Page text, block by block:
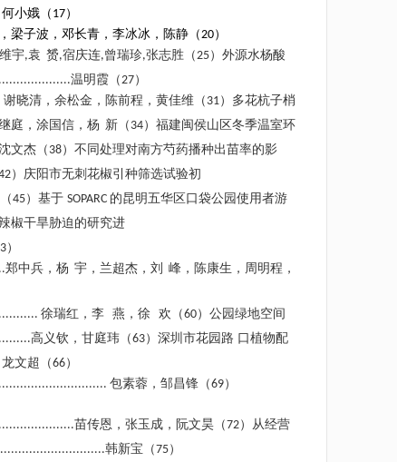
小娥（ 17）
梁子波，邓长青，李冰冰，陈静（20）
宇,袁 赟,宿庆连,曾瑞珍,张志胜（25）外源水杨酸
温明霞（27）
谢晓清，余松金，陈前程，黄佳维（31）多花杭子梢
庭，涂国信，杨 新（ 34）福建闽侯山区冬季温室环
文杰（ 38）不同处理对南方芍药播种出苗率的影
）庆阳市无刺花椒引种筛选试验初
45）基于 SOPARC 的昆明五华区口袋公园使用者游
椒干旱胁迫的研究进
）
郑中兵，杨 宇，兰超杰，刘 峰，陈康生，周明程，
徐瑞红，李 燕，徐 欢（60）公园绿地空间
高义钦，甘庭玮（63）深圳市花园路 口植物配
文超（66）
包素蓉，邹昌锋（69）
苗传恩，张玉成，阮文昊（72）从经营
韩新宝（75）